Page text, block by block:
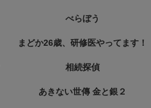
べらぼう
まどか26歳、研修医やってます！
相続探偵
あきない世傳 金と銀２